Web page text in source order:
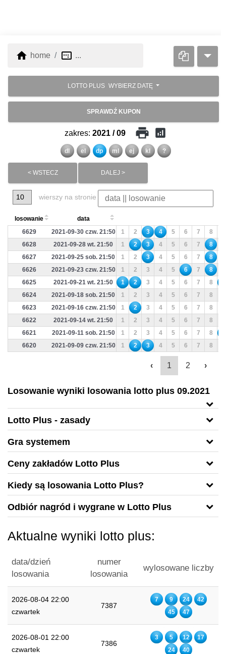
home home image_aspect_ratio ...
LOTTO PLUS WYBIERZ DATĘ
SPRAWDŹ KUPON
zakres: 2021 / 09 print analytics
dl el dp ml ej kl ?
< WSTECZ DALEJ >
wierszy na stronie
losowanie
data
6629
2021-09-30 czw. 21:50 1 2 3 4 5 6 7 8
6628
2021-09-28 wt. 21:50 1 2 3 4 5 6 7 8
6627
2021-09-25 sob. 21:50 1 2 3 4 5 6 7 8
6626
2021-09-23 czw. 21:50 1 2 3 4 5 6 7 8
6625
2021-09-21 wt. 21:50 1 2 3 4 5 6 7 8
6624
2021-09-18 sob. 21:50 1 2 3 4 5 6 7 8
6623
2021-09-16 czw. 21:50 1 2 3 4 5 6 7 8
6622
2021-09-14 wt. 21:50 1 2 3 4 5 6 7 8
6621
2021-09-11 sob. 21:50 1 2 3 4 5 6 7 8
6620
2021-09-09 czw. 21:50 1 2 3 4 5 6 7 8
‹ 1 2 ›
Losowanie wyniki losowania lotto plus 09.2021
Lotto Plus - zasady
Gra systemem
Ceny zakładów Lotto Plus
Kiedy są losowania Lotto Plus?
Odbiór nagród i wygrane w Lotto Plus
Aktualne wyniki lotto plus:
data/dzień
losowania
numer
losowania
wylosowane liczby
2026-08-04 22:00
czwartek
7387
7 9 24
42
45
47
2026-08-01 22:00
czwartek
7386
3 5 12
17
24
40